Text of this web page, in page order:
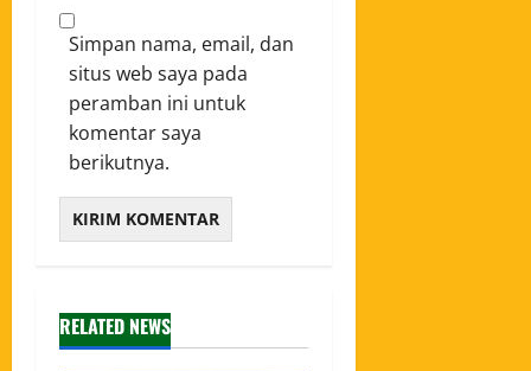
Simpan nama, email, dan
situs web saya pada
peramban ini untuk
komentar saya
berikutnya.
RELATED NEWS